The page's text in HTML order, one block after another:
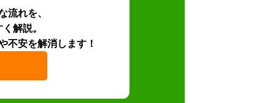
流れを、
解説。
不安を解消します！